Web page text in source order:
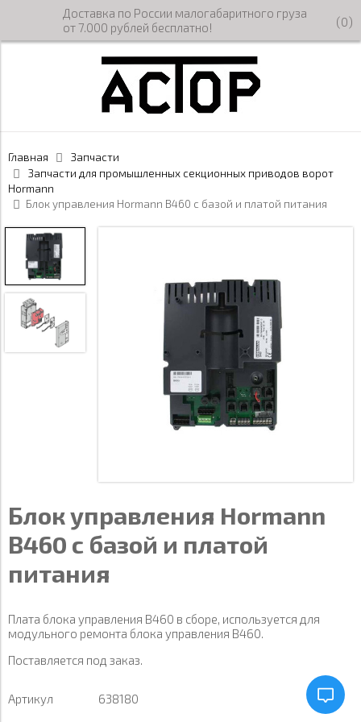
Доставка по России малогабаритного груза
от 7.000 рублей бесплатно!
(0)
Главная
Запчасти
Запчасти для промышленных секционных приводов ворот
Hormann
Блок управления Hormann B460 с базой и платой питания
Блок управления Hormann
B460 с базой и платой
питания
Плата блока управления B460 в сборе, используется для
модульного ремонта блока управления B460.
Поставляется под заказ.
Артикул 638180